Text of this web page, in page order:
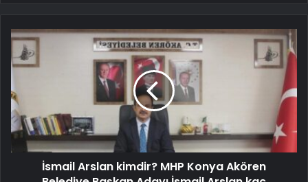
İsmail Arslan kimdir? MHP Konya Akören